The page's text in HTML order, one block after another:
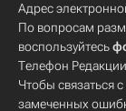
Адрес
По вопросам
воспользуйтесь
Телефон
Чтобы связаться
замеченных